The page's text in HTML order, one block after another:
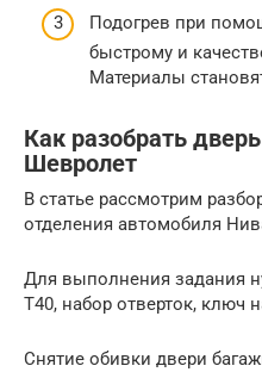
Подогрев при
быстрому и
Материалы
Как разобрать
Шевролет
В статье рассмотрим
отделения автомобиля
Для выполнения задания
T40, набор отверток, ключ
Снятие обивки двери